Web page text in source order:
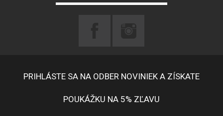
PRIHLÁSTE SA NA ODBER NOVINIEK A ZÍSKATE
POUKÁŽKU NA 5% ZĽAVU